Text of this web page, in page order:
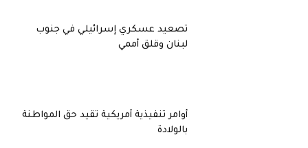
تصعيد عسكري إسرائيلي في جنوب
لبنان وقلق أممي
أوامر تنفيذية أمريكية تقيد حق المواطنة
بالولادة